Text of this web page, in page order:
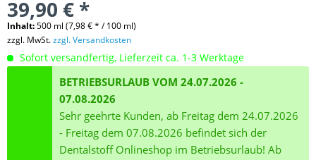
39,90 € *
Inhalt:500 ml (7,98 € * / 100 ml)
zzgl. MwSt.zzgl. Versandkosten
Sofort versandfertig, Lieferzeit ca. 1-3 Werktage
BETRIEBSURLAUB VOM 24.07.2026 -
07.08.2026
Sehr geehrte Kunden, ab Freitag dem 24.07.2026
- Freitag dem 07.08.2026 befindet sich der
Dentalstoff Onlineshop im Betriebsurlaub! Ab